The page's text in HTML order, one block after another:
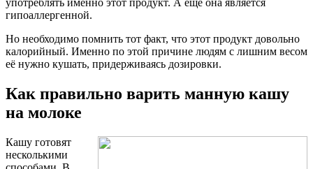
употреблять именно этот продукт. А ещё она является
гипоаллергенной.
Но необходимо помнить тот факт, что этот продукт довольно
калорийный. Именно по этой причине людям с лишним весом
её нужно кушать, придерживаясь дозировки.
Как правильно варить манную кашу
на молоке
Кашу готовят
несколькими